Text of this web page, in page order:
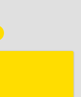
Гурьевск г,